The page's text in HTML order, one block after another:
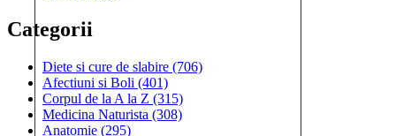
Categorii
Diete si cure de slabire (706)
Afectiuni si Boli (401)
Corpul de la A la Z (315)
Medicina Naturista (308)
Anatomie (295)